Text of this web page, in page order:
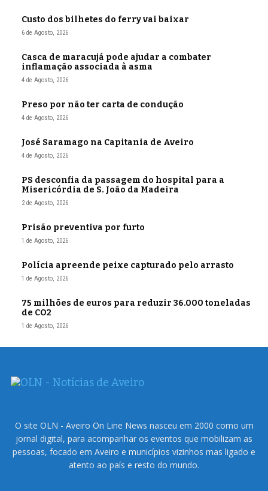
Custo dos bilhetes do ferry vai baixar
6 de Agosto, 2026
Casca de maracujá pode ajudar a combater
inflamação associada à asma
4 de Agosto, 2026
Preso por não ter carta de condução
4 de Agosto, 2026
José Saramago na Capitania de Aveiro
4 de Agosto, 2026
PS desconfia da passagem do hospital para a
Misericórdia de S. João da Madeira
2 de Agosto, 2026
Prisão preventiva por furto
1 de Agosto, 2026
Polícia apreende peixe capturado pelo arrasto
1 de Agosto, 2026
75 milhões de euros para reduzir 36.000 toneladas
de CO2
1 de Agosto, 2026
O site OLN - Aveiro On Line News nasceu em 2000 como um
jornal digital, para acompanhar os eventos que mobilizam as
pessoas, focado em Aveiro e municípios vizinhos mas ligado e
atento ao país e resto do mundo.